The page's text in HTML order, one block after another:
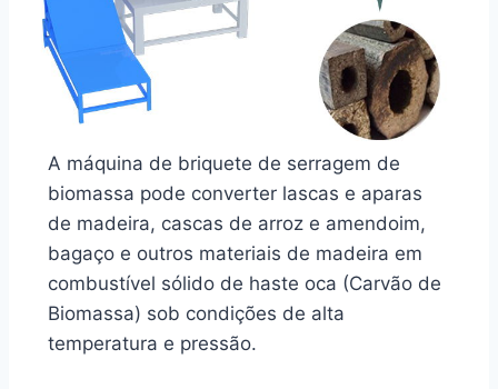
A máquina de briquete de serragem de
biomassa pode converter lascas e aparas
de madeira, cascas de arroz e amendoim,
bagaço e outros materiais de madeira em
combustível sólido de haste oca (Carvão de
Biomassa) sob condições de alta
temperatura e pressão.